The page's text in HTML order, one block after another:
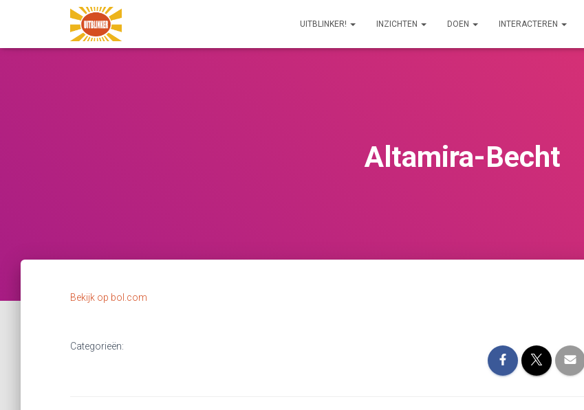
UITBLINKER! INZICHTEN DOEN INTERACTEREN
Altamira-Becht
Bekijk op bol.com
Categorieën: